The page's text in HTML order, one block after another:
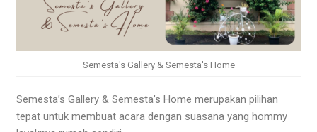
Semesta's Gallery & Semesta's Home
Semesta’s Gallery & Semesta’s Home merupakan pilihan
tepat untuk membuat acara dengan suasana yang hommy